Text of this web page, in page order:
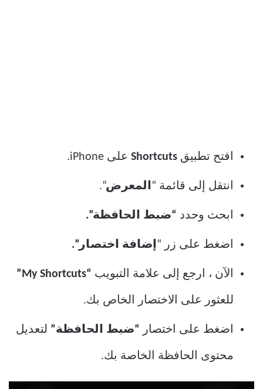
افتح تطبيق Shortcuts على iPhone.
انتقل إلى قائمة “ المعرض“.
ابحث وحدد “ضبط الحافظة”.
اضغط على زر “ إضافة اختصار”.
الآن ، ارجع إلى علامة التبويب “My Shortcuts”
للعثور على الاختصار الخاص بك.
اضغط على اختصار “ضبط الحافظة” لتعديل
محتوى الحافظة الخاصة بك.